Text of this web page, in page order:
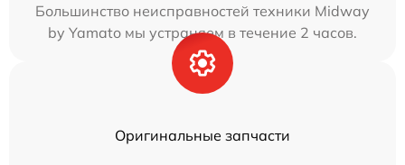
Большинство неисправностей техники Midway
by Yamato мы устраняем в течение 2 часов.
Оригинальные запчасти